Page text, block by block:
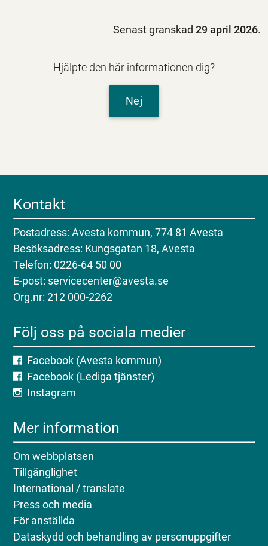
Senast granskad29 april 2026.
Hjälpte den här informationen dig?
Nej
Kontakt
Postadress: Avesta kommun, 774 81 Avesta
Besöksadress: Kungsgatan 18, Avesta
Telefon: 0226-64 50 00
E-post: servicecenter@avesta.se
Org.nr: 212 000-2262
Följ oss på sociala medier
Facebook (Avesta kommun)
Facebook (Lediga tjänster)
Instagram
Mer information
Om webbplatsen
Tillgänglighet
International / translate
Press och media
För anställda
Dataskydd och behandling av personuppgifter